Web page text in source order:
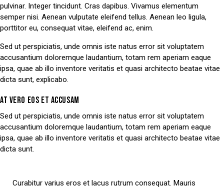
pulvinar. Integer tincidunt. Cras dapibus. Vivamus elementum
semper nisi. Aenean vulputate eleifend tellus. Aenean leo ligula,
porttitor eu, consequat vitae, eleifend ac, enim.
Sed ut perspiciatis, unde omnis iste natus error sit voluptatem
accusantium doloremque laudantium, totam rem aperiam eaque
ipsa, quae ab illo inventore veritatis et quasi architecto beatae vitae
dicta sunt, explicabo.
AT VERO EOS ET ACCUSAM
Sed ut perspiciatis, unde omnis iste natus error sit voluptatem
accusantium doloremque laudantium, totam rem aperiam eaque
ipsa, quae ab illo inventore veritatis et quasi architecto beatae vitae
dicta sunt.
Curabitur varius eros et lacus rutrum consequat. Mauris